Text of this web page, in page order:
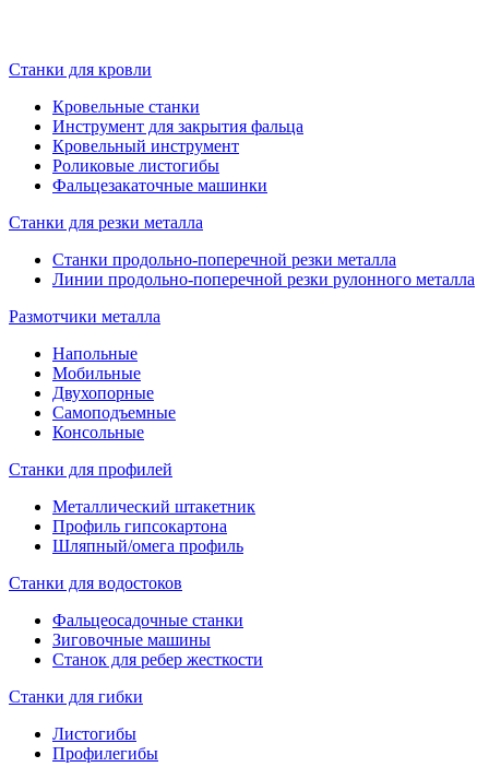
Станки для кровли
Кровельные станки
Инструмент для закрытия фальца
Кровельный инструмент
Роликовые листогибы
Фальцезакаточные машинки
Станки для резки металла
Станки продольно-поперечной резки металла
Линии продольно-поперечной резки рулонного металла
Размотчики металла
Напольные
Мобильные
Двухопорные
Самоподъемные
Консольные
Станки для профилей
Металлический штакетник
Профиль гипсокартона
Шляпный/омега профиль
Станки для водостоков
Фальцеосадочные станки
Зиговочные машины
Станок для ребер жесткости
Станки для гибки
Листогибы
Профилегибы